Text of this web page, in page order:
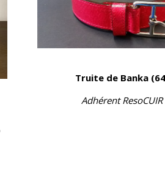
Truite de Banka
Adhérent ResoCUIR